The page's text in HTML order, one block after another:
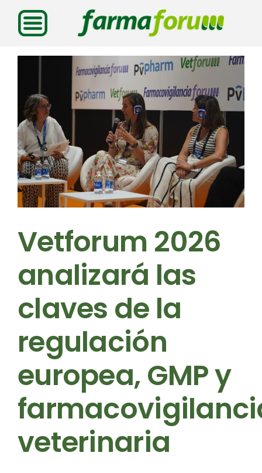
Saltar
contenido
Vetforum 2026
analizará las
claves de la
regulación
europea, GMP y
veterinaria